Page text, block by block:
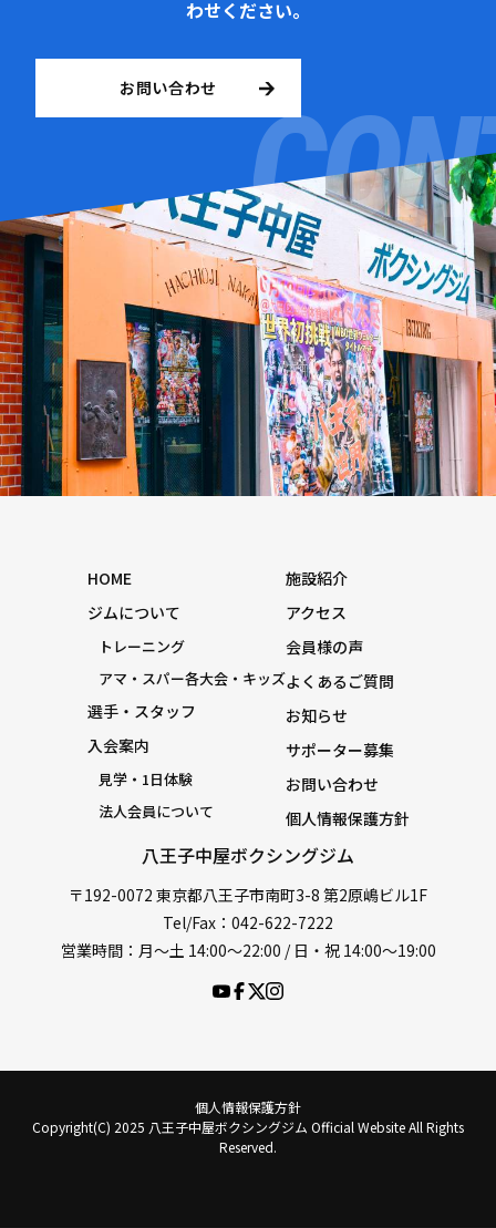
わせください。
お問い合わせ
八王子中屋ボクシングジム
〒192-0072 東京都八王子市南町3-8 第2原嶋ビル1F
Tel/Fax：042-622-7222
営業時間：月〜土 14:00〜22:00 / 日・祝 14:00〜19:00
HOME
ジムについて
トレーニング
アマ・スパー各大会・キッズ
選手・スタッフ
入会案内
見学・1日体験
法人会員について
施設紹介
アクセス
会員様の声
よくあるご質問
お知らせ
サポーター募集
お問い合わせ
個人情報保護方針
個人情報保護方針
Copyright(C) 2025 八王子中屋ボクシングジム Official Website All Rights
Reserved.